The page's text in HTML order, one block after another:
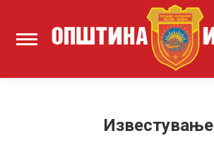
Известување